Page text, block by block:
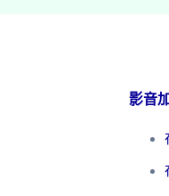
影音